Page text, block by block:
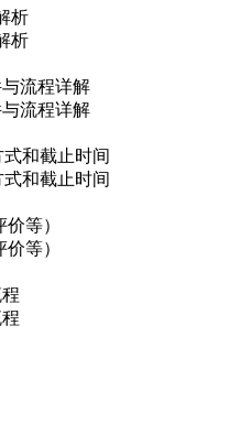
析
析
流程详解
流程详解
和截止时间
和截止时间
等）
等）